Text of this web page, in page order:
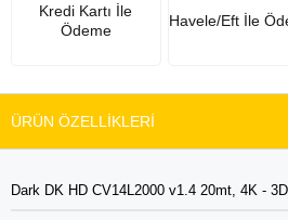
Kredi Kartı İle
Ödeme
Havele/Eft İle
ÜRÜN ÖZELLIKLERI
Dark DK HD CV14L2000 v1.4 20mt, 4K -